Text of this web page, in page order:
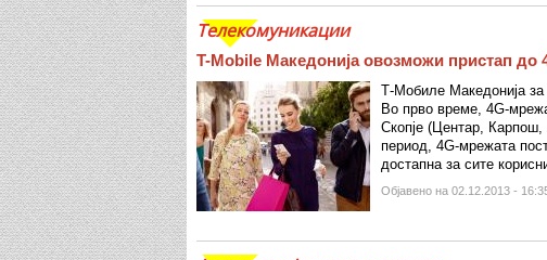
Телекомуникации
T-Mobile Македонија овозможи пристап до
Т-Мобиле Македонија
Во прво време, 4G-
Скопје (Центар,
период, 4G-мрежата
достапна за сите
Објавено на 02.12.2013 -